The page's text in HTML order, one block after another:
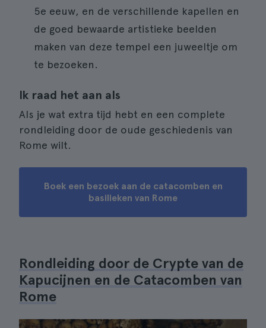
5e eeuw, en de verschillende kapellen en
de goed bewaarde artistieke beelden
maken van deze tempel een juweeltje om
te bezoeken.
Ik raad het aan als
Als je wat extra tijd hebt en een complete
rondleiding door de oude geschiedenis van
Rome wilt.
Boek een bezoek aan de catacomben en
basilieken van Rome
Rondleiding door de Crypte van de
Kapucijnen en de Catacomben van
Rome